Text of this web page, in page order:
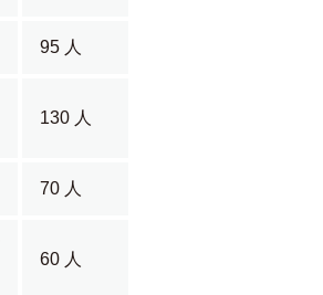
95 人
130 人
70 人
60 人